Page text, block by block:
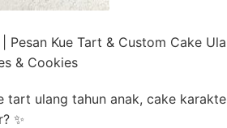
Pesan Kue Tart & Custom Cake
& Cookies
tart ulang tahun anak, cake
✨